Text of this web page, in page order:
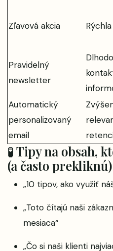
Zľavová akcia
Pravidelný
newsletter
Automatický
personalizovaný
email
🧪 Tipy na obsah,
(a často prekliknú)
„10 tipov, ako využiť
„Toto čítajú naši
mesiaca“
„Čo si naši klienti